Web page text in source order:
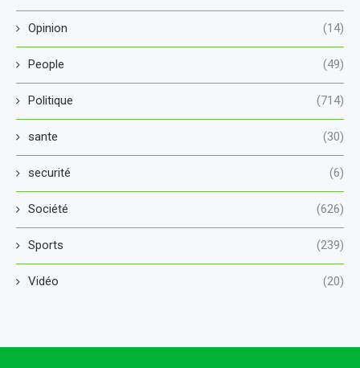
Opinion (14)
People (49)
Politique (714)
sante (30)
securité (6)
Société (626)
Sports (239)
Vidéo (20)